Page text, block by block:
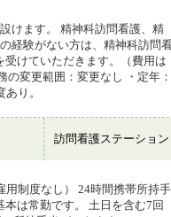
けます。 精神科訪問看護、精
経験がない方は、精神科訪問
受けていただきます。（費用は
の変更範囲：変更なし ・定年：
り。
訪問看護ステーション
用制度なし） 24時間携帯所持手
本は常勤です。 土日を含む7回